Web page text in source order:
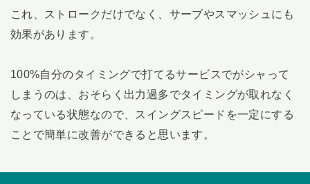
これ、ストロークだけでなく、サーブやスマッシュにも
効果があります。
100%自分のタイミングで打てるサービスでがシャって
しまうのは、おそらく出力過多でタイミングが取れなく
なっている状態なので、スイングスピードを一定にする
ことで簡単に改善ができると思います。